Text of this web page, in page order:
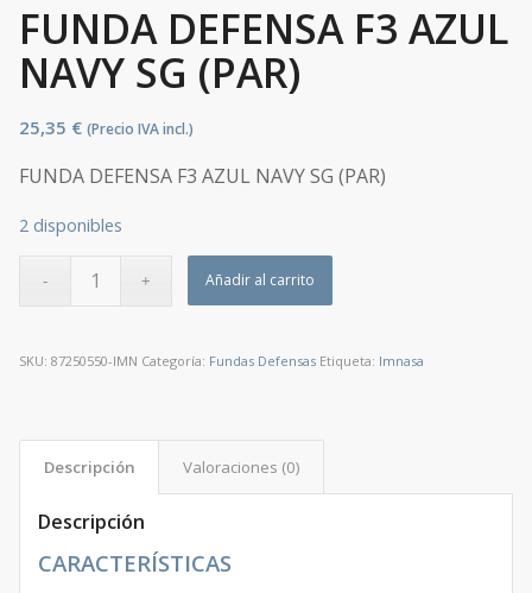
FUNDA DEFENSA F3 AZUL
NAVY SG (PAR)
25,35 € (Precio IVA incl.)
FUNDA DEFENSA F3 AZUL NAVY SG (PAR)
2 disponibles
Añadir al carrito
SKU: 87250550-IMN Categoría: Fundas Defensas Etiqueta: Imnasa
Descripción Valoraciones (0)
Descripción
CARACTERÍSTICAS